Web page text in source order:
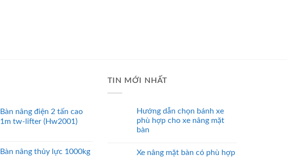
Bàn nâng điện 2 tấn cao
1m tw-lifter (Hw2001)
Bàn nâng thủy lực 1000kg
TIN MỚI NHẤT
Hướng dẫn chọn bánh xe
phù hợp cho xe nâng mặt
bàn
Xe nâng mặt bàn có phù hợp